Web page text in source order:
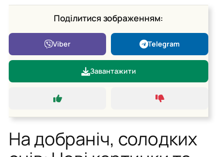
Поділитися зображенням:
Viber Telegram
Завантажити
На добраніч, солодких